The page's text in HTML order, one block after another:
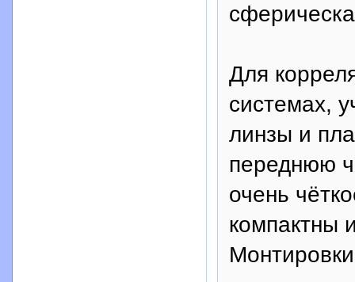
Для
системах,
линзы и
переднюю
очень
компактны
Монтировки